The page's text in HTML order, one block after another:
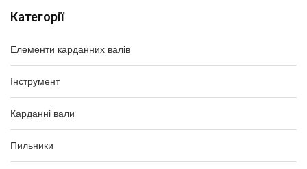
Категорії
Елементи карданних валів
Інструмент
Карданні вали
Пильники